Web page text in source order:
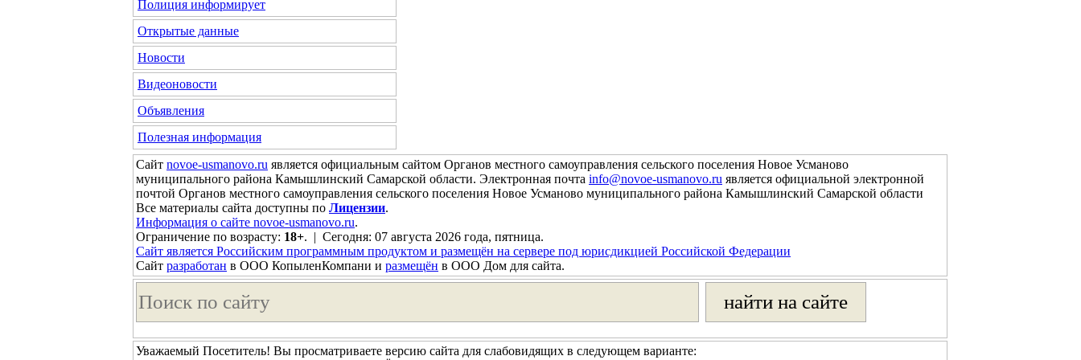
Полиция информирует
Открытые данные
Новости
Видеоновости
Объявления
Полезная информация
Сайт novoe-usmanovo.ru является официальным сайтом Органов местного самоуправления сельского поселения Новое Усманово
муниципального района Камышлинский Самарской области. Электронная почта info@novoe-usmanovo.ru является официальной электронной
почтой Органов местного самоуправления сельского поселения Новое Усманово муниципального района Камышлинский Самарской области
Все материалы сайта доступны по Лицензии.
Информация о сайте novoe-usmanovo.ru.
Ограничение по возрасту: 18+. | Сегодня: 07 августа 2026 года, пятница.
Сайт является Российским программным продуктом и размещён на сервере под юрисдикцией Российской Федерации
Сайт разработан в ООО КопыленКомпани и размещён в ООО Дом для сайта.
Уважаемый Посетитель! Вы просматриваете версию сайта для слабовидящих в следующем варианте: